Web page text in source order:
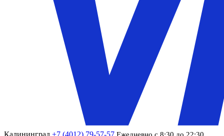
Калининград +7 (4012) 79-57-57 Ежедневно с 8:30 до 22:30